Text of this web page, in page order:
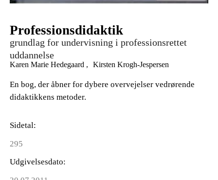
Professionsdidaktik
grundlag for undervisning i professionsrettet
uddannelse
Karen Marie Hedegaard Kirsten Krogh-Jespersen
En bog, der åbner for dybere overvejelser vedrørende
didaktikkens metoder.
Sidetal
295
Udgivelsesdato